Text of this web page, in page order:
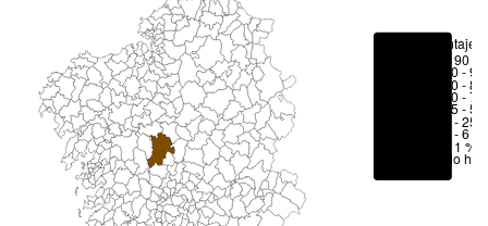
Porcentajes
> 90 %
80 -
70 -
50 -
25 -
6 - 25
1 - 6 %
< 1 %
No hay